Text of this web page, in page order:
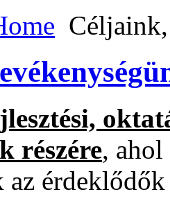
részére,
az